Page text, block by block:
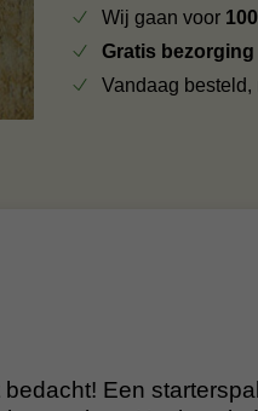
Wij gaan voor
Gratis bezorging
Vandaag besteld,
Een